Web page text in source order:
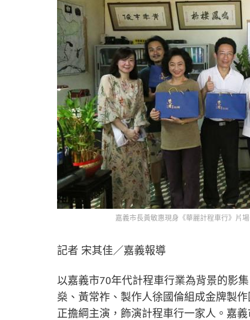
嘉義市長黃敏惠現身《華麗計程車行》片
記者 宋其佳／嘉義報導
以嘉義市70年代計程車行業為背景的影
燊、黃常祚、製作人徐國倫組成金牌製
正擔綱主演，飾演計程車行一家人。嘉